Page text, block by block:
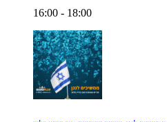
16:00 - 18:00